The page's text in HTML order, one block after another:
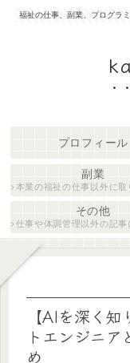
福祉の仕事、副業、プログラ
プロフィール
副業
本業の福祉の仕事以外に取り組んでいる仕事につ
その他
仕事や体調管理以外の記事について執筆
【AIを深く
トエンジニ
め